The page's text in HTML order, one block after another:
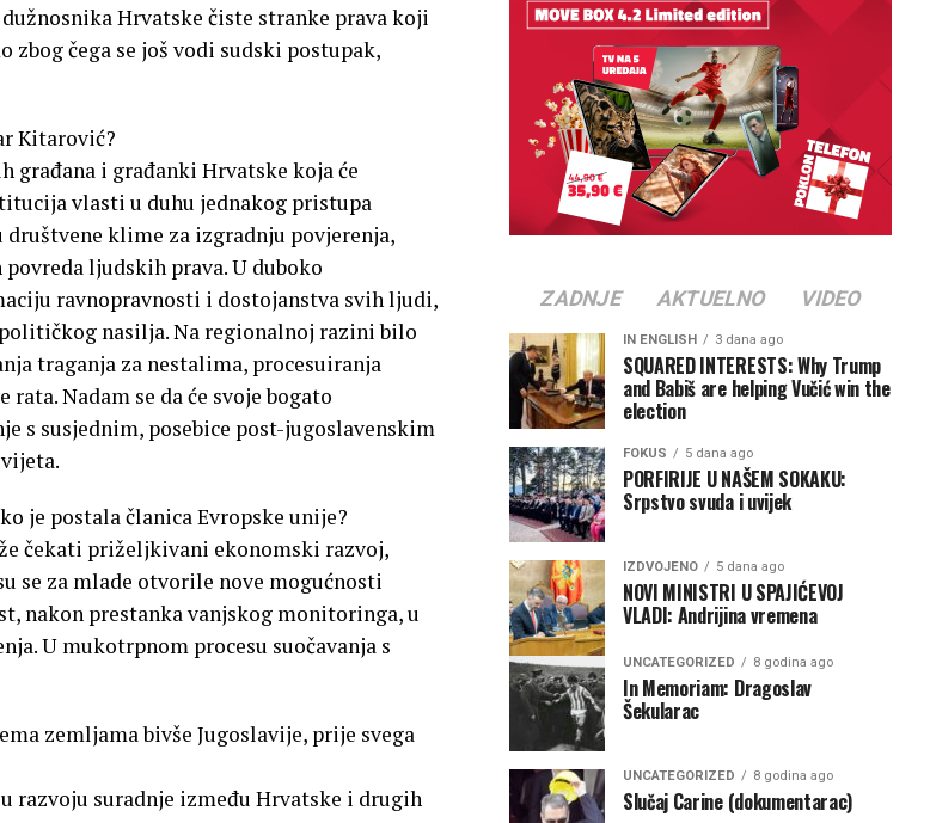
Hrvatske čiste stranke prava koji
zbog čega se još vodi sudski postupak,
Kitarović?
građana i građanki Hrvatske koja će
vlasti u duhu jednakog pristupa
klime za izgradnju povjerenja,
ljudskih prava. U duboko
ravnopravnosti i dostojanstva svih ljudi,
nasilja. Na regionalnoj razini bilo
traganja za nestalima, procesuiranja
Nadam se da će svoje bogato
s susjednim, posebice post-jugoslavenskim
je postala članica Evropske unije?
čekati priželjkivani ekonomski razvoj,
se za mlade otvorile nove mogućnosti
nakon prestanka vanjskog monitoringa, u
U mukotrpnom procesu suočavanja s
zemljama bivše Jugoslavije, prije svega
razvoju suradnje između Hrvatske i drugih
ZADNJE AKTUELNO VIDEO
IN ENGLISH 3 dana ago
SQUARED INTERESTS: Why Trump
and Babiš are helping Vučić win the
election
FOKUS 5 dana ago
PORFIRIJE U NAŠEM SOKAKU:
Srpstvo svuda i uvijek
IZDVOJENO 5 dana ago
NOVI MINISTRI U SPAJIĆEVOJ
VLADI: Andrijina vremena
UNCATEGORIZED 8 godina ago
In Memoriam: Dragoslav
Šekularac
UNCATEGORIZED 8 godina ago
Slučaj Carine (dokumentarac)